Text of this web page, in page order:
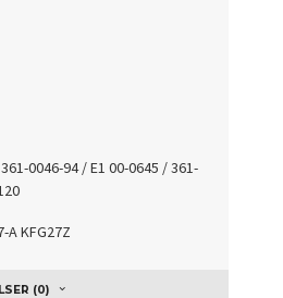
361-0046-94 / E1 00-0645 / 361-
A KFG27Z
(0)